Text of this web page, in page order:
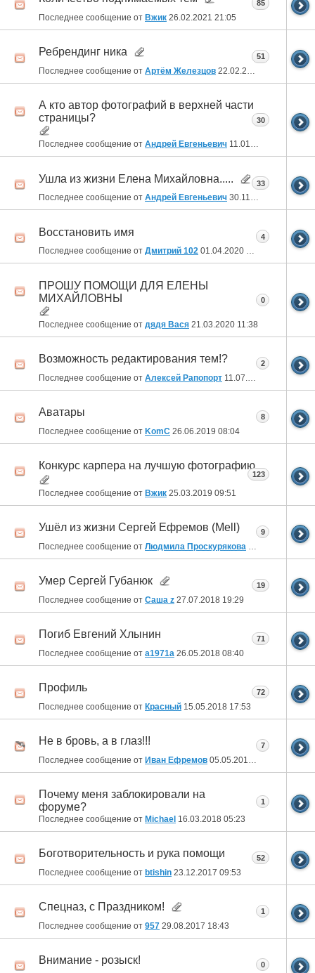
Последнее сообщение от Вжик 26.02.2021 21:05
85
Ребрендинг ника
Последнее сообщение от Артём Железцов 22.02.2021
51
А кто автор фотографий в верхней части
страницы?
Последнее сообщение от Андрей Евгеньевич 11.01.2021
30
Ушла из жизни Елена Михайловна.....
Последнее сообщение от Андрей Евгеньевич 30.11.2020 22:00
33
Восстановить имя
Последнее сообщение от Дмитрий 102 01.04.2020 15:14
4
ПРОШУ ПОМОЩИ ДЛЯ ЕЛЕНЫ
МИХАЙЛОВНЫ
Последнее сообщение от дядя Вася 21.03.2020 11:38
0
Возможность редактирования тем!?
Последнее сообщение от Алексей Рапопорт 11.07.2019
2
Аватары
Последнее сообщение от KomC 26.06.2019 08:04
8
Конкурс карпера на лучшую фотографию
Последнее сообщение от Вжик 25.03.2019 09:51
123
Ушёл из жизни Сергей Ефремов (Mell)
Последнее сообщение от Людмила Проскурякова 11:16
9
Умер Сергей Губанюк
Последнее сообщение от Саша z 27.07.2018 19:29
19
Погиб Евгений Хлынин
Последнее сообщение от a1971a 26.05.2018 08:40
71
Профиль
Последнее сообщение от Красный 15.05.2018 17:53
72
Не в бровь, а в глаз!!!
Последнее сообщение от Иван Ефремов 05.05.2018
7
Почему меня заблокировали на
форуме?
Последнее сообщение от Michael 16.03.2018 05:23
1
Боготворительность и рука помощи
Последнее сообщение от btishin 23.12.2017 09:53
52
Спецназ, с Праздником!
Последнее сообщение от 957 29.08.2017 18:43
1
Внимание - розыск! 0